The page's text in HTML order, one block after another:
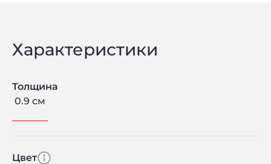
Характеристики
Толщина
0.9 см
Цвет